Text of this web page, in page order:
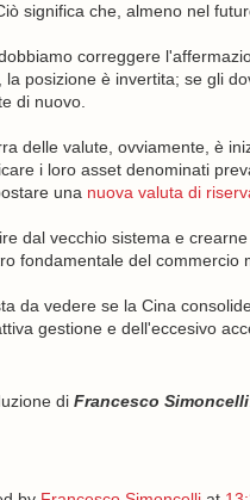
significa che, almeno nel
correggere
la posizione è invertita; se gli
di nuovo.
delle valute, ovviamente, è
i loro asset denominati
una nuova valuta di
dal vecchio sistema e
fondamentale del commercio
da vedere se la Cina
gestione e dell'eccesivo
di Francesco Simoncelli